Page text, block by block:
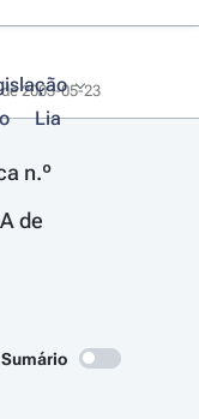
Lia
2003-05-23
n.º
de
Sumário